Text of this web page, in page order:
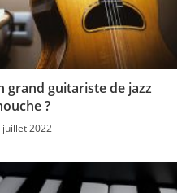
grand guitariste de jazz
?
juillet 2022